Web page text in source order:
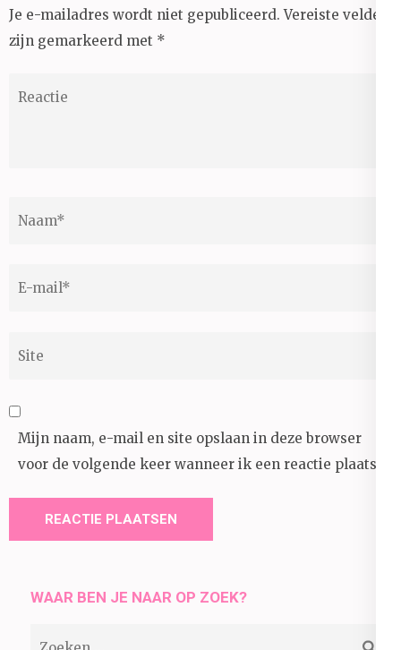
Je e-mailadres wordt niet gepubliceerd. Vereiste velden
zijn gemarkeerd met *
Mijn naam, e-mail en site opslaan in deze browser
voor de volgende keer wanneer ik een reactie plaats.
WAAR BEN JE NAAR OP ZOEK?